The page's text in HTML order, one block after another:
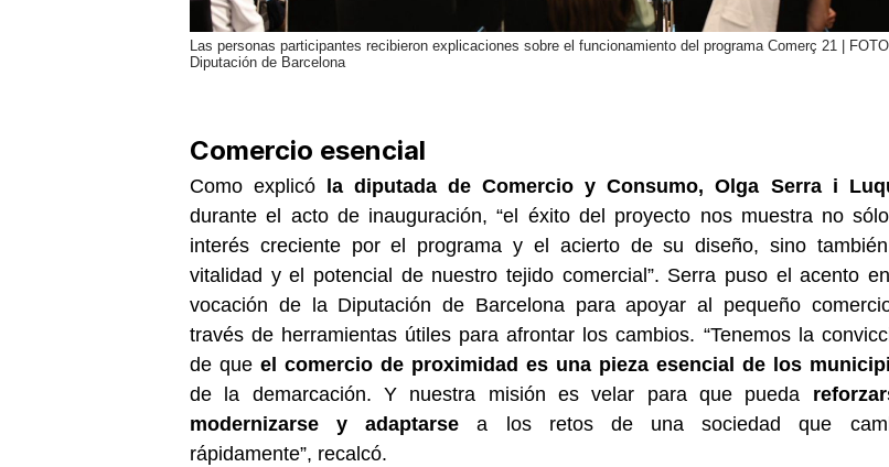
Las personas participantes recibieron explicaciones sobre el funcionamiento del programa Comerç 21 |
Diputación de Barcelona
Comercio esencial
Como explicó la diputada de Comercio y Consumo, Olga Serra i
durante el acto de inauguración, “el éxito del proyecto nos muestra no
interés creciente por el programa y el acierto de su diseño, sino
vitalidad y el potencial de nuestro tejido comercial”. Serra puso el acento
vocación de la Diputación de Barcelona para apoyar al pequeño
través de herramientas útiles para afrontar los cambios. “Tenemos la
de que el comercio de proximidad es una pieza esencial de los
de la demarcación. Y nuestra misión es velar para que pueda
modernizarse y adaptarse a los retos de una sociedad que
rápidamente”, recalcó.